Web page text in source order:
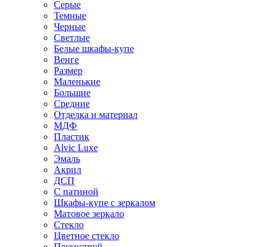
Серые
Темные
Черные
Светлые
Белые шкафы-купе
Венге
Размер
Маленькие
Большие
Средние
Отделка и материал
МДФ
Пластик
Alvic Luxe
Эмаль
Акрил
ДСП
С патиной
Шкафы-купе с зеркалом
Матовое зеркало
Стекло
Цветное стекло